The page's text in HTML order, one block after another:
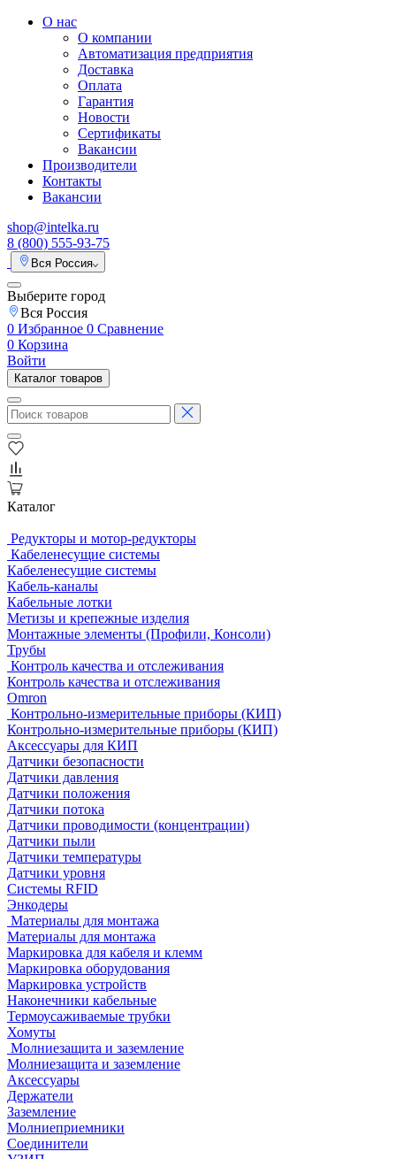
О нас
О компании
Автоматизация предприятия
Доставка
Оплата
Гарантия
Новости
Сертификаты
Вакансии
Производители
Контакты
Вакансии
shop@intelka.ru
8 (800) 555-93-75
Вся Россия
Выберите город
Вся Россия
0 Избранное 0 Сравнение
0 Корзина
Войти
Каталог товаров
Каталог
Редукторы и мотор-редукторы
Кабеленесущие системы
Кабеленесущие системы
Кабель-каналы
Кабельные лотки
Метизы и крепежные изделия
Монтажные элементы (Профили, Консоли)
Трубы
Контроль качества и отслеживания
Контроль качества и отслеживания
Omron
Контрольно-измерительные приборы (КИП)
Контрольно-измерительные приборы (КИП)
Аксессуары для КИП
Датчики безопасности
Датчики давления
Датчики положения
Датчики потока
Датчики проводимости (концентрации)
Датчики пыли
Датчики температуры
Датчики уровня
Системы RFID
Энкодеры
Материалы для монтажа
Материалы для монтажа
Маркировка для кабеля и клемм
Маркировка оборудования
Маркировка устройств
Наконечники кабельные
Термоусаживаемые трубки
Хомуты
Молниезащита и заземление
Молниезащита и заземление
Аксессуары
Держатели
Заземление
Молниеприемники
Соединители